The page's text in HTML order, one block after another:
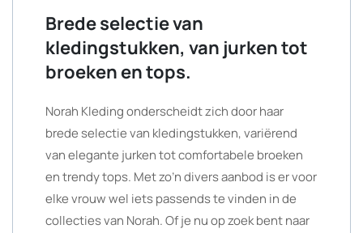
Brede selectie van
kledingstukken, van jurken tot
broeken en tops.
Norah Kleding onderscheidt zich door haar
brede selectie van kledingstukken, variërend
van elegante jurken tot comfortabele broeken
en trendy tops. Met zo’n divers aanbod is er voor
elke vrouw wel iets passends te vinden in de
collecties van Norah. Of je nu op zoek bent naar